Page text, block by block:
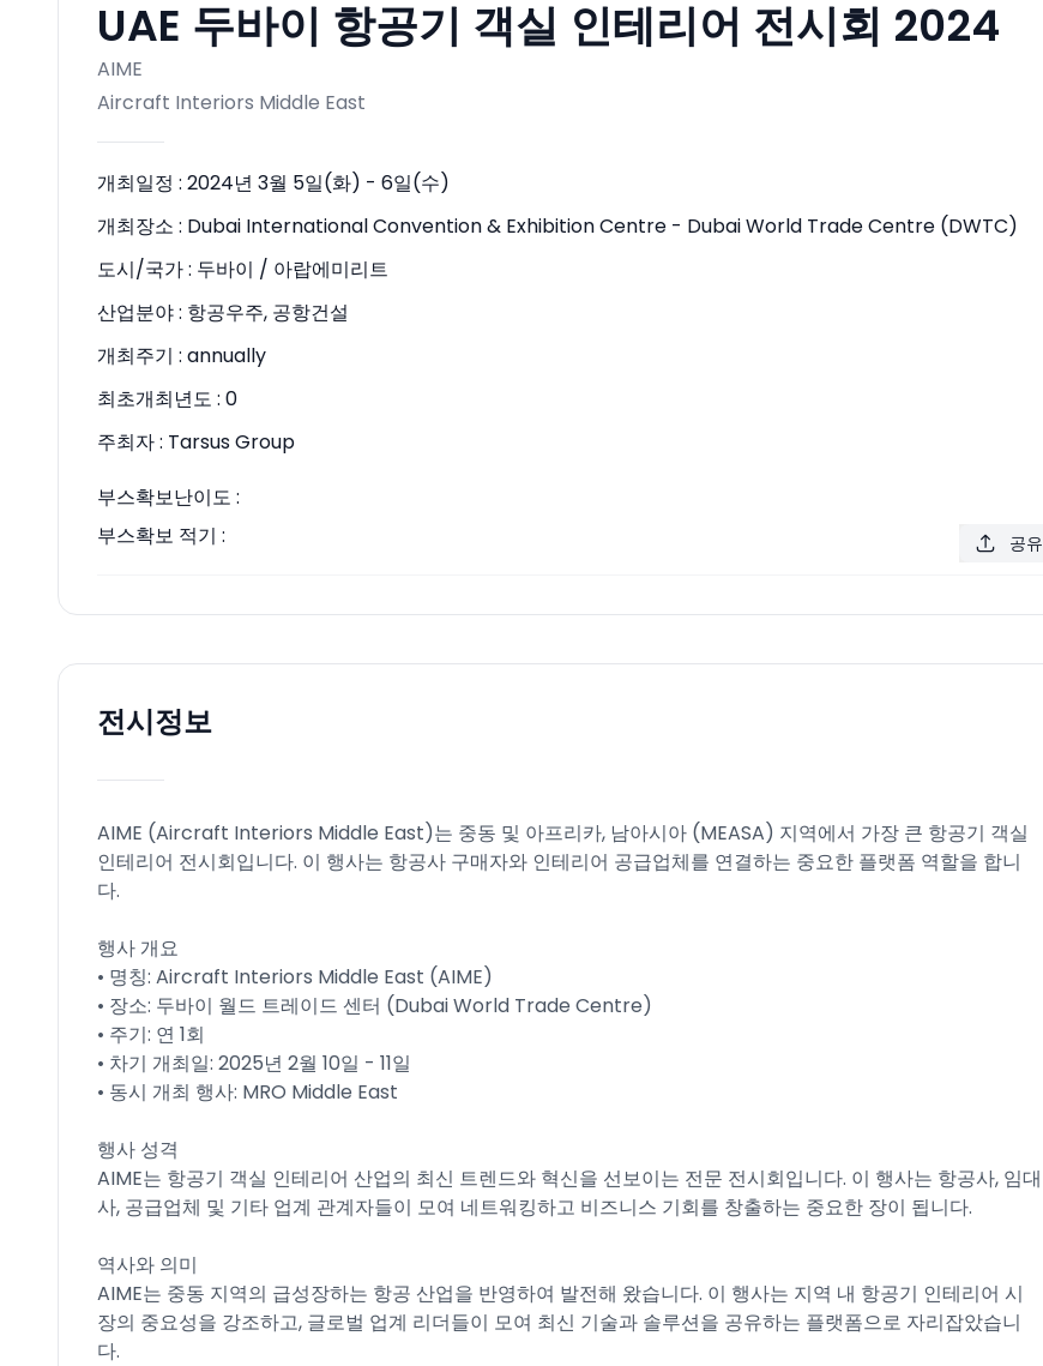
공유
UAE 두바이 항공기 객실 인테리어 전시회 2024
AIME
Aircraft Interiors Middle East
개최일정 : 2024년 3월 5일(화) - 6일(수)
개최장소 : Dubai International Convention & Exhibition Centre - Dubai World Trade Centre (DWTC)
도시/국가 : 두바이 / 아랍에미리트
산업분야 : 항공우주, 공항건설
개최주기 : annually
최초개최년도 : 0
주최자 : Tarsus Group
부스확보난이도 :
부스확보 적기 :
전시정보
AIME (Aircraft Interiors Middle East)는 중동 및 아프리카, 남아시아 (MEASA) 지역에서 가장 큰 항공기 객실
인테리어 전시회입니다. 이 행사는 항공사 구매자와 인테리어 공급업체를 연결하는 중요한 플랫폼 역할을 합니
다.
행사 개요
• 명칭: Aircraft Interiors Middle East (AIME)
• 장소: 두바이 월드 트레이드 센터 (Dubai World Trade Centre)
• 주기: 연 1회
• 차기 개최일: 2025년 2월 10일 - 11일
• 동시 개최 행사: MRO Middle East
행사 성격
AIME는 항공기 객실 인테리어 산업의 최신 트렌드와 혁신을 선보이는 전문 전시회입니다. 이 행사는 항공사, 임대
사, 공급업체 및 기타 업계 관계자들이 모여 네트워킹하고 비즈니스 기회를 창출하는 중요한 장이 됩니다.
역사와 의미
AIME는 중동 지역의 급성장하는 항공 산업을 반영하여 발전해 왔습니다. 이 행사는 지역 내 항공기 인테리어 시
장의 중요성을 강조하고, 글로벌 업계 리더들이 모여 최신 기술과 솔루션을 공유하는 플랫폼으로 자리잡았습니
다.